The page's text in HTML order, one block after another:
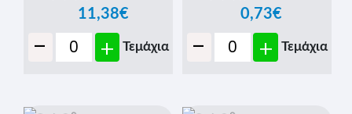
11,38€
- + Τεμάχια
0,73€
- + Τεμάχια